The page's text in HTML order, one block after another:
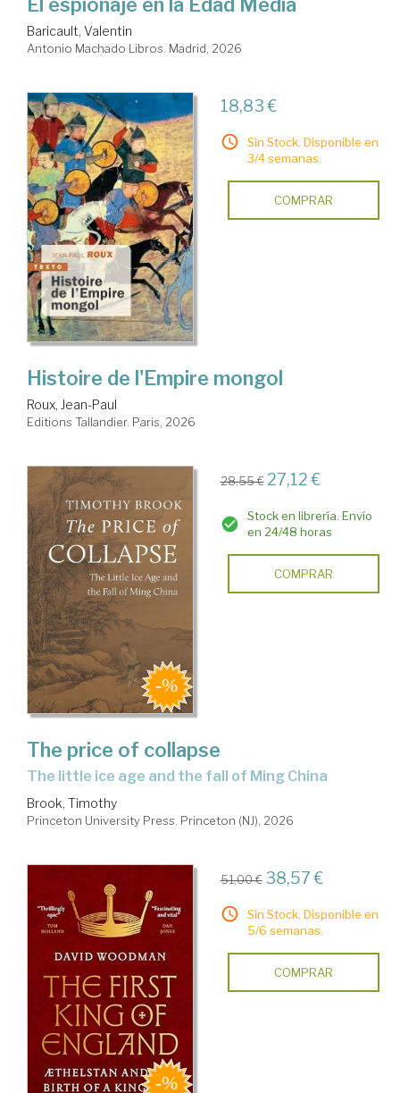
El espionaje en la Edad Media
Baricault, Valentin
Antonio Machado Libros. Madrid, 2026
18,83 €
Sin Stock. Disponible en
3/4 semanas.
COMPRAR
Histoire de l'Empire mongol
Roux, Jean-Paul
Editions Tallandier. Paris, 2026
28,55 € 27,12 €
Stock en librería. Envío
en 24/48 horas
COMPRAR
The price of collapse
the little ice age and the fall of Ming China
Brook, Timothy
Princeton University Press. Princeton (NJ), 2026
51,00 € 38,57 €
Sin Stock. Disponible en
5/6 semanas.
COMPRAR